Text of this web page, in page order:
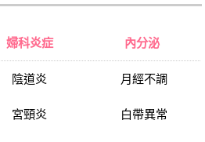
婦科炎症
陰道炎
宮頸炎
內分泌
月經不調
白帶異常